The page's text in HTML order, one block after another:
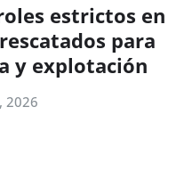
estrictos en
para
y explotación
2026